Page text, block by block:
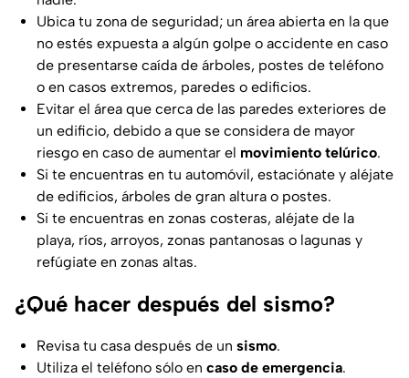
Ubica tu zona de seguridad; un área abierta en la que
no estés expuesta a algún golpe o accidente en caso
de presentarse caída de árboles, postes de teléfono
o en casos extremos, paredes o edificios.
Evitar el área que cerca de las paredes exteriores de
un edificio, debido a que se considera de mayor
riesgo en caso de aumentar el movimiento telúrico.
Si te encuentras en tu automóvil, estaciónate y aléjate
de edificios, árboles de gran altura o postes.
Si te encuentras en zonas costeras, aléjate de la
playa, ríos, arroyos, zonas pantanosas o lagunas y
refúgiate en zonas altas.
¿Qué hacer después del sismo?
Revisa tu casa después de un sismo.
Utiliza el teléfono sólo en caso de emergencia.